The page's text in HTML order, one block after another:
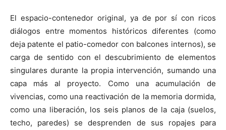
El espacio-contenedor original, ya de por sí con ricos
diálogos entre momentos históricos diferentes (como
deja patente el patio-comedor con balcones internos), se
carga de sentido con el descubrimiento de elementos
singulares durante la propia intervención, sumando una
capa más al proyecto. Como una acumulación de
vivencias, como una reactivación de la memoria dormida,
como una liberación, los seis planos de la caja (suelos,
techo, paredes) se desprenden de sus ropajes para